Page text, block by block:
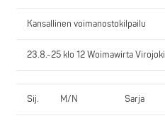
Kansallinen voimanostokilpailu
23.8.-25 klo 12 Woimawirta Virojoki
Sij. M/N Sarja